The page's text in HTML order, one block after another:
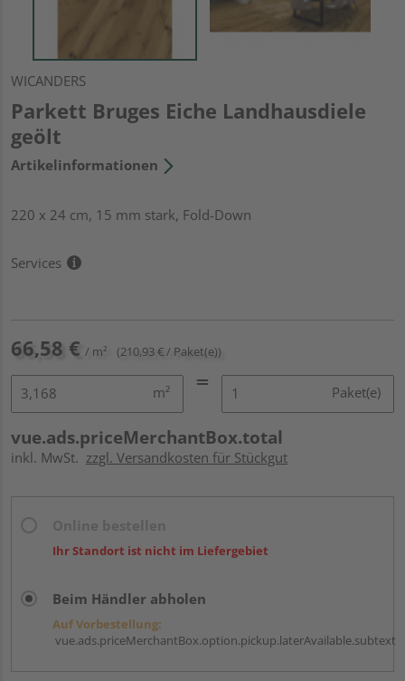
WICANDERS
Parkett Bruges Eiche Landhausdiele
geölt
Artikelinformationen
220 x 24 cm, 15 mm stark, Fold-Down
Services
66,58 € / m² (210,93 € / Paket(e))
m² Paket(e)
vue.ads.priceMerchantBox.total
inkl. MwSt. zzgl. Versandkosten für Stückgut
Ihr Standort ist nicht im Liefergebiet
Beim Händler abholen
Auf Vorbestellung:
vue.ads.priceMerchantBox.option.pickup.laterAvailable.subtext